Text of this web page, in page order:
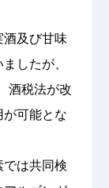
酒及び甘味
したが、
酒税法が改
が可能とな
では共同検